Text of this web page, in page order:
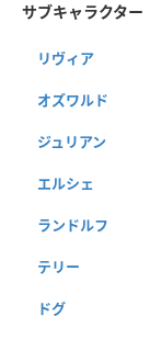
サブキャラクター
リヴィア
オズワルド
ジュリアン
エルシェ
ランドルフ
テリー
ドグ